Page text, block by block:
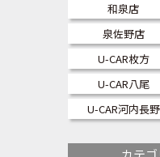
和泉店
泉佐野店
U-CAR枚方
U-CAR八尾
U-CAR河内長野